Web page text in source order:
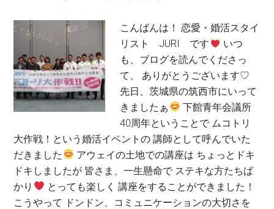
こんばんは！ 恋愛・婚活スタイ
リスト JURI です
いつ
も、ブログを読んでくださっ
て、 ありがとうございます♡
先日、茨城県の筑西市にいって
きましたぁ
下館青年会議所
40周年ということで ムコトリ
大作戦！という婚活イベントの 講師として呼んでいた
だきました
アウェイの土地での講座は ちょっとドキ
ドキしましたが 皆さま、一生懸命で ステキな方たちば
かり
とっても楽しく 講座をすることができました！
こうやって ドンドン、コミュニケーションの大切さを